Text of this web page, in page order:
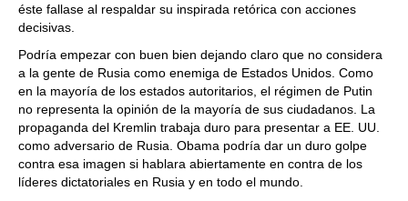
éste fallase al respaldar su inspirada retórica con acciones
decisivas.
Podría empezar con buen bien dejando claro que no considera
a la gente de Rusia como enemiga de Estados Unidos. Como
en la mayoría de los estados autoritarios, el régimen de Putin
no representa la opinión de la mayoría de sus ciudadanos. La
propaganda del Kremlin trabaja duro para presentar a EE. UU.
como adversario de Rusia. Obama podría dar un duro golpe
contra esa imagen si hablara abiertamente en contra de los
líderes dictatoriales en Rusia y en todo el mundo.